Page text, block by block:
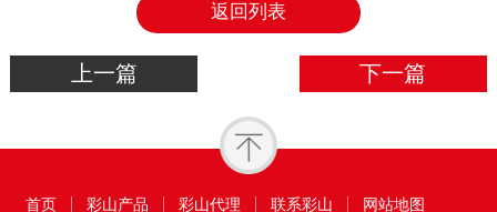
返回列表
上一篇 下一篇
首页 彩山产品 彩山代理 联系彩山 网站地图